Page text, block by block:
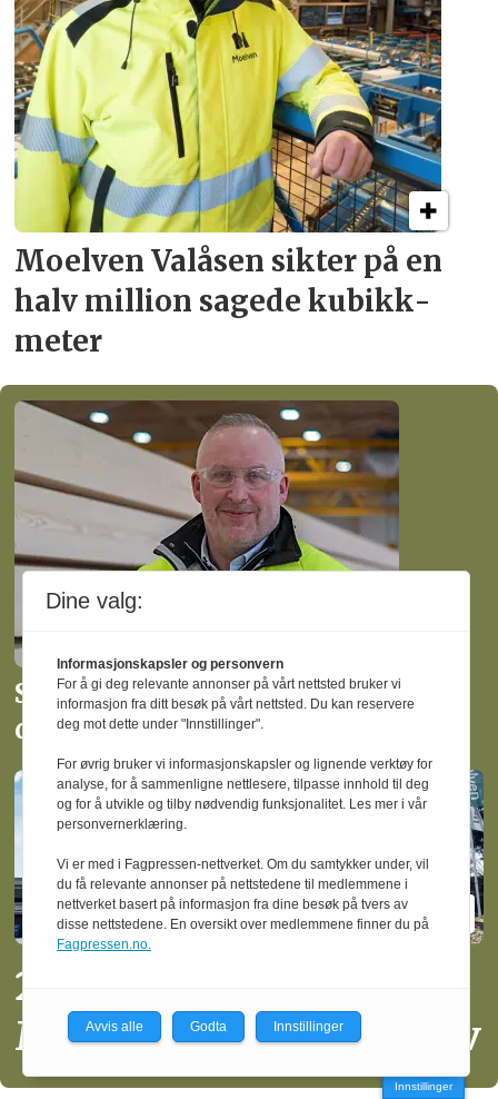
Moelven Valåsen sikter på en
halv million sagede kubikk­
meter
Slutter som administrerende
direktør i Moelven Limtre
20 operatører må gå fra
Moelven Limtre i Moelv
Innstillinger
Dine valg:
Informasjonskapsler og personvern
For å gi deg relevante annonser på vårt nettsted bruker vi
informasjon fra ditt besøk på vårt nettsted. Du kan reservere
deg mot dette under "Innstillinger".
For øvrig bruker vi informasjonskapsler og lignende verktøy for
analyse, for å sammenligne nettlesere, tilpasse innhold til deg
og for å utvikle og tilby nødvendig funksjonalitet. Les mer i vår
personvernerklæring.
Vi er med i Fagpressen-nettverket. Om du samtykker under, vil
du få relevante annonser på nettstedene til medlemmene i
nettverket basert på informasjon fra dine besøk på tvers av
disse nettstedene. En oversikt over medlemmene finner du på
Fagpressen.no.
Avvis alle Godta Innstillinger